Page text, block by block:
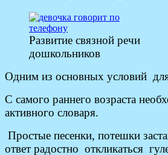
Развитие связной речи
дошкольников
Одним из основных условий для
С самого раннего возраста
активного словаря.
Простые песенки, потешки
ответ радостно откликаться